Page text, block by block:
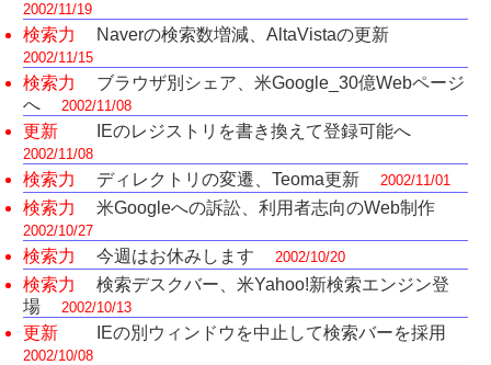
2002/11/19
検索力 Naverの検索数増減、AltaVistaの更新
2002/11/15
検索力
ブラウザ別シェア、米Google_30億Webページ
へ
2002/11/08
更新 IEのレジストリを書き換えて登録可能へ
2002/11/08
検索力 ディレクトリの変遷、Teoma更新 2002/11/01
検索力 米Googleへの訴訟、利用者志向のWeb制作
2002/10/27
検索力 今週はお休みします 2002/10/20
検索力
検索デスクバー、米Yahoo!新検索エンジン登
場
2002/10/13
更新 IEの別ウィンドウを中止して検索バーを採用
2002/10/08